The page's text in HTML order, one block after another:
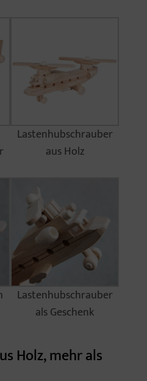
Lastenhubschrauber
aus Holz
Lastenhubschrauber
als Geschenk
Holz, mehr als